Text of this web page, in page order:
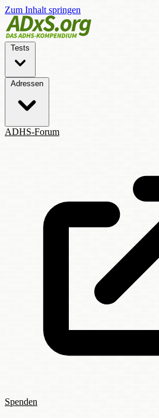
Zum Inhalt springen
Tests
Adressen
ADHS-Forum
Spenden